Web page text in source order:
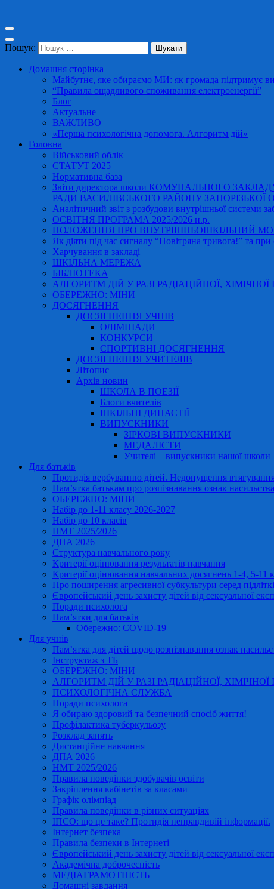
Пошук:
Домашня сторінка
Майбутнє, яке обираємо МИ: як громада підтримує
“Правила ощадливого споживання електроенергії”
Блог
Актуальне
ВАЖЛИВО
«Перша психологічна допомога. Алгоритм дій»
Головна
Військовий облік
СТАТУТ 2025
Нормативна база
Звіти директора школи КОМУНАЛЬНОГО
РАДИ ВАСИЛІВСЬКОГО РАЙОНУ ЗАПОРІЗЬКОЇ
Аналітичний звіт з розбудови внутрішньої системи
ОСВІТНЯ ПРОГРАМА 2025/2026 н.р.
ПОЛОЖЕННЯ ПРО ВНУТРІШНЬОШКІЛЬНИЙ
Як діяти під час сигналу “Повітряна тривога!” та при
Харчування в закладі
ШКІЛЬНА МЕРЕЖА
БІБЛІОТЕКА
АЛГОРИТМ ДІЙ У РАЗІ РАДІАЦІЙНОЇ, ХІМІЧНОЇ
ОБЕРЕЖНО: МІНИ
ДОСЯГНЕННЯ
ДОСЯГНЕННЯ УЧНІВ
ОЛІМПІАДИ
КОНКУРСИ
СПОРТИВНІ ДОСЯГНЕННЯ
ДОСЯГНЕННЯ УЧИТЕЛІВ
Літопис
Архів новин
ШКОЛА В ПОЕЗІЇ
Блоги вчителів
ШКІЛЬНІ ДИНАСТІЇ
ВИПУСКНИКИ
ЗІРКОВІ ВИПУСКНИКИ
МЕДАЛІСТИ
Учителі – випускники нашої школи
Для батьків
Протидія вербуванню дітей. Недопущення втягування
Пам’ятка батькам про розпізнавання ознак
ОБЕРЕЖНО: МІНИ
Набір до 1-11 класу 2026-2027
Набір до 10 класів
НМТ 2025/2026
ДПА 2026
Структура навчального року
Критерії оцінювання результатів навчання
Критерії оцінювання навчальних досягнень 1-4, 5-
Про поширення агресивної субкультури серед
Європейський день захисту дітей від сексуальної
Поради психолога
Пам’ятки для батьків
Обережно: COVID-19
Для учнів
Пам’ятка для дітей щодо розпізнавання ознак
Інструктаж з ТБ
ОБЕРЕЖНО: МІНИ
АЛГОРИТМ ДІЙ У РАЗІ РАДІАЦІЙНОЇ, ХІМІЧНОЇ
ПСИХОЛОГІЧНА СЛУЖБА
Поради психолога
Я обираю здоровий та безпечний спосіб життя!
Профілактика туберкульозу
Розклад занять
Дистанційне навчання
ДПА 2026
НМТ 2025/2026
Правила поведінки здобувачів освіти
Закріплення кабінетів за класами
Графік олімпіад
Правила поведінки в різних ситуаціях
ІПСО: що це таке? Протидія неправдивій інформації.
Інтернет безпека
Правила безпеки в Інтернеті
Європейський день захисту дітей від сексуальної
Академічна доброчесність
МЕДІАГРАМОТНІСТЬ
Домашні завдання